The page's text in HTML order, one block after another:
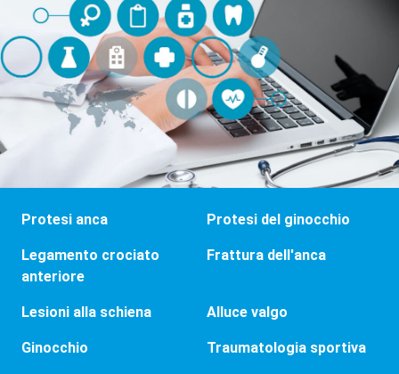
Protesi anca Protesi del ginocchio
Legamento crociato
anteriore
Frattura dell'anca
Lesioni alla schiena Alluce valgo
Ginocchio Traumatologia sportiva